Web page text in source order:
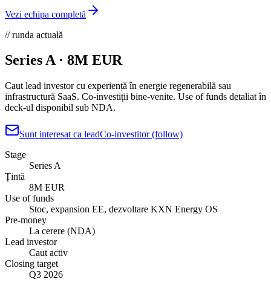
Vezi echipa completă
// runda actuală
Series A · 8M EUR
Caut lead investor cu experiență în energie regenerabilă sau
infrastructură SaaS. Co-investiții bine-venite. Use of funds detaliat în
deck-ul disponibil sub NDA.
Sunt interesat ca leadCo-investitor (follow)
Stage
Series A
Țintă
8M EUR
Use of funds
Stoc, expansion EE, dezvoltare KXN Energy OS
Pre-money
La cerere (NDA)
Lead investor
Caut activ
Closing target
Q3 2026